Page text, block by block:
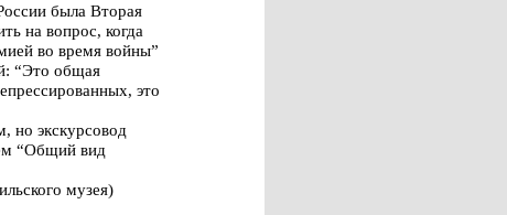
была Вторая
на вопрос, когда
во время войны”
“Это общая
это
но экскурсовод
“Общий вид
музея)